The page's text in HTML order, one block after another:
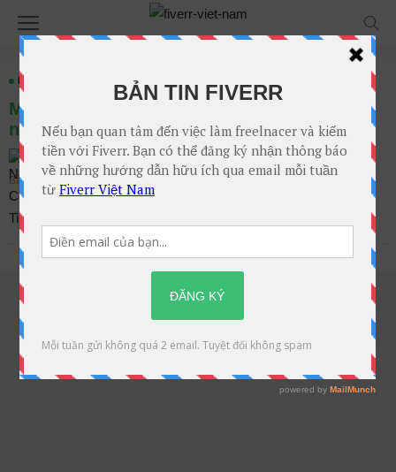
MẸO VÀ THỦ THUẬT FIVERR
Mẹo tối ưu tiêu đề gig của bạn một cách tốt
nhất qua 4 bước
Nguyễn Cao Tiến
Không Bình Luận
Bài viết trên
Th3. 02, 2019 tại 1:00 chiều